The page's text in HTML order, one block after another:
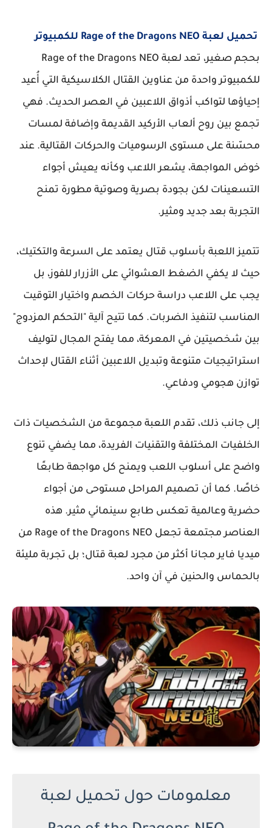
تحميل لعبة Rage of the Dragons NEO للكمبيوتر
بحجم صغير، تعد لعبة Rage of the Dragons NEO
للكمبيوتر واحدة من عناوين القتال الكلاسيكية التي أُعيد
إحياؤها لتواكب أذواق اللاعبين في العصر الحديث. فهي
تجمع بين روح ألعاب الأركيد القديمة وإضافة لمسات
محسّنة على مستوى الرسوميات والحركات القتالية. عند
خوض المواجهة، يشعر اللاعب وكأنه يعيش أجواء
التسعينات لكن بجودة بصرية وصوتية مطورة تمنح
التجربة بعد جديد ومثير.
تتميز اللعبة بأسلوب قتال يعتمد على السرعة والتكتيك،
حيث لا يكفي الضغط العشوائي على الأزرار للفوز، بل
يجب على اللاعب دراسة حركات الخصم واختيار التوقيت
المناسب لتنفيذ الضربات. كما تتيح آلية "التحكم المزدوج"
بين شخصيتين في المعركة، مما يفتح المجال لتوليف
استراتيجيات متنوعة وتبديل اللاعبين أثناء القتال لإحداث
توازن هجومي ودفاعي.
إلى جانب ذلك، تقدم اللعبة مجموعة من الشخصيات ذات
الخلفيات المختلفة والتقنيات الفريدة، مما يضفي تنوع
واضح على أسلوب اللعب ويمنح كل مواجهة طابعًا
خاصًا. كما أن تصميم المراحل مستوحى من أجواء
حضرية وعالمية تعكس طابع سينمائي مثير. هذه
العناصر مجتمعة تجعل Rage of the Dragons NEO من
ميديا فاير مجانا أكثر من مجرد لعبة قتال؛ بل تجربة مليئة
بالحماس والحنين في آن واحد.
معلمومات حول تحميل لعبة